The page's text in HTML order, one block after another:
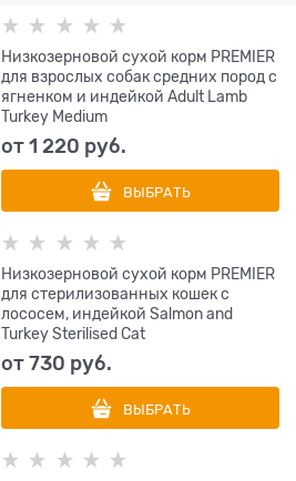
Низкозерновой сухой корм PREMIER
для взрослых собак средних пород с
ягненком и индейкой Adult Lamb
Turkey Medium
от1 220 руб.
ВЫБРАТЬ
Низкозерновой сухой корм PREMIER
для стерилизованных кошек с
лососем, индейкой Salmon and
Turkey Sterilised Cat
от730 руб.
ВЫБРАТЬ